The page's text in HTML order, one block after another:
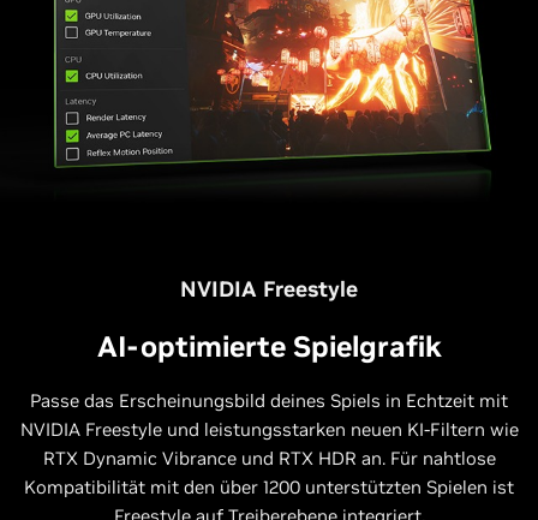
NVIDIA Freestyle
AI-optimierte Spielgrafik
Passe das Erscheinungsbild deines Spiels in Echtzeit mit
NVIDIA Freestyle und leistungsstarken neuen KI-Filtern wie
RTX Dynamic Vibrance und RTX HDR an. Für nahtlose
Kompatibilität mit den über 1200 unterstützten Spielen ist